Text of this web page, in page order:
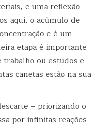
e uma reflexão
aqui, o acúmulo de
e é um
etapa é importante
ou estudos e
canetas estão na sua
– priorizando o
por infinitas reações